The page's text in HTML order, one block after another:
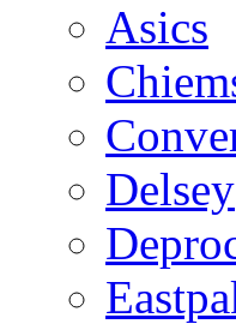
Asics
Delsey